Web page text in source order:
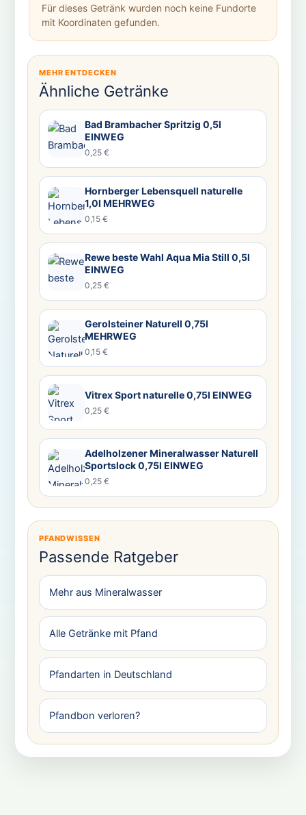
Für dieses Getränk wurden noch keine Fundorte
mit Koordinaten gefunden.
MEHR ENTDECKEN
Ähnliche Getränke
Bad Brambacher Spritzig 0,5l
EINWEG
0,25 €
Hornberger Lebensquell naturelle
1,0l MEHRWEG
0,15 €
Rewe beste Wahl Aqua Mia Still 0,5l
EINWEG
0,25 €
Gerolsteiner Naturell 0,75l
MEHRWEG
0,15 €
Vitrex Sport naturelle 0,75l EINWEG
0,25 €
Adelholzener Mineralwasser Naturell
Sportslock 0,75l EINWEG
0,25 €
PFANDWISSEN
Passende Ratgeber
Mehr aus Mineralwasser
Alle Getränke mit Pfand
Pfandarten in Deutschland
Pfandbon verloren?